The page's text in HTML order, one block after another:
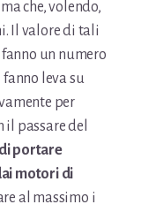
che, volendo,
Il valore di tali
un numero
leva su
per
il passare del
portare
motori di
al massimo i